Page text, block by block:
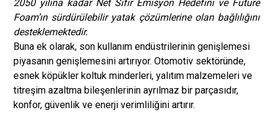
2050 yılına kadar Net Sıfır Emisyon Hedefini ve Future
Foam’ın sürdürülebilir yatak çözümlerine olan bağlılığını
desteklemektedir.
Buna ek olarak, son kullanım endüstrilerinin genişlemesi
piyasanın genişlemesini artırıyor. Otomotiv sektöründe,
esnek köpükler koltuk minderleri, yalıtım malzemeleri ve
titreşim azaltma bileşenlerinin ayrılmaz bir parçasıdır,
konfor, güvenlik ve enerji verimliliğini artırır.